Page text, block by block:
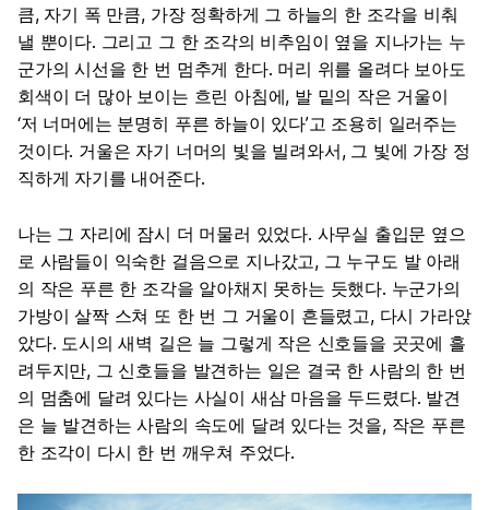
큼, 자기 폭 만큼, 가장 정확하게 그 하늘의 한 조각을 비춰
낼 뿐이다. 그리고 그 한 조각의 비추임이 옆을 지나가는 누
군가의 시선을 한 번 멈추게 한다. 머리 위를 올려다 보아도
회색이 더 많아 보이는 흐린 아침에, 발 밑의 작은 거울이
‘저 너머에는 분명히 푸른 하늘이 있다’고 조용히 일러주는
것이다. 거울은 자기 너머의 빛을 빌려와서, 그 빛에 가장 정
직하게 자기를 내어준다.
나는 그 자리에 잠시 더 머물러 있었다. 사무실 출입문 옆으
로 사람들이 익숙한 걸음으로 지나갔고, 그 누구도 발 아래
의 작은 푸른 한 조각을 알아채지 못하는 듯했다. 누군가의
가방이 살짝 스쳐 또 한 번 그 거울이 흔들렸고, 다시 가라앉
았다. 도시의 새벽 길은 늘 그렇게 작은 신호들을 곳곳에 흘
려두지만, 그 신호들을 발견하는 일은 결국 한 사람의 한 번
의 멈춤에 달려 있다는 사실이 새삼 마음을 두드렸다. 발견
은 늘 발견하는 사람의 속도에 달려 있다는 것을, 작은 푸른
한 조각이 다시 한 번 깨우쳐 주었다.